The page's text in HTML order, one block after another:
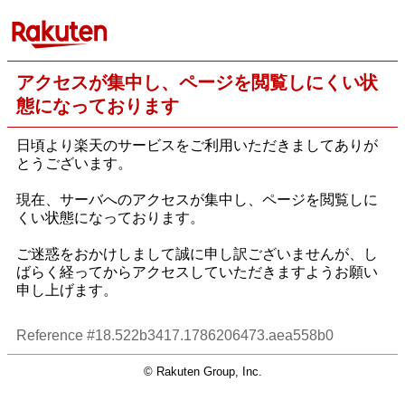
アクセスが集中し、ページを閲覧しにくい状
態になっております
日頃より楽天のサービスをご利用いただきましてありが
とうございます。
現在、サーバへのアクセスが集中し、ページを閲覧しに
くい状態になっております。
ご迷惑をおかけしまして誠に申し訳ございませんが、し
ばらく経ってからアクセスしていただきますようお願い
申し上げます。
Reference #18.522b3417.1786206473.aea558b0
© Rakuten Group, Inc.